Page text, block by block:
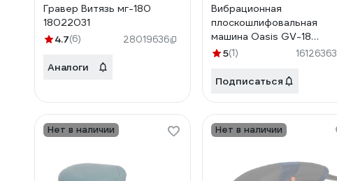
Гравер Витязь мг-180
18022031
4.7(6) 28019636
Аналоги
Вибрационная
плоскошлифовальная
машина Oasis GV-18
4640039480488
5(1) 16126363
Подписаться
Нет в наличии Нет в наличии